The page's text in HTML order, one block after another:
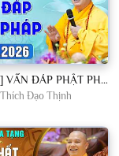
[07.07.2026] VẤN ĐÁP PHẬT PHÁP - Nghe Thầy giảng Pháp mỗi ngày CÔNG ĐỨC VÔ LƯỢNG│TT. Thích Đạo Thịnh
Đạo Thịnh